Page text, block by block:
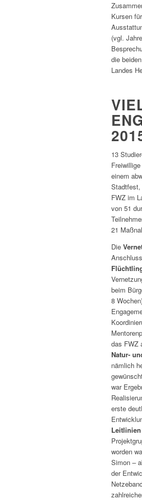
Kursen
(vgl.
die
Landes
13
einem
Stadtfest,
FWZ im
von 51
21
Die
beim
8
das FWZ
Natur-
nämlich
war
erste
Leitlinien
worden
Simon –
der